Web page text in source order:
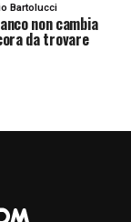
Bartolucci
non cambia
da trovare